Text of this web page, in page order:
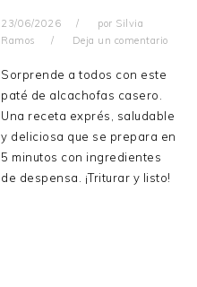
23/06/2026 por Silvia
Ramos
Deja un comentario
Sorprende a todos con este
paté de alcachofas casero.
Una receta exprés, saludable
y deliciosa que se prepara en
5 minutos con ingredientes
de despensa. ¡Triturar y listo!